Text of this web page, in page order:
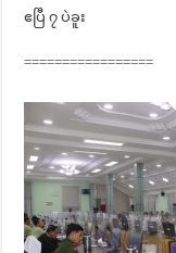
ဧပြီ ၇ ပဲခူး
=================